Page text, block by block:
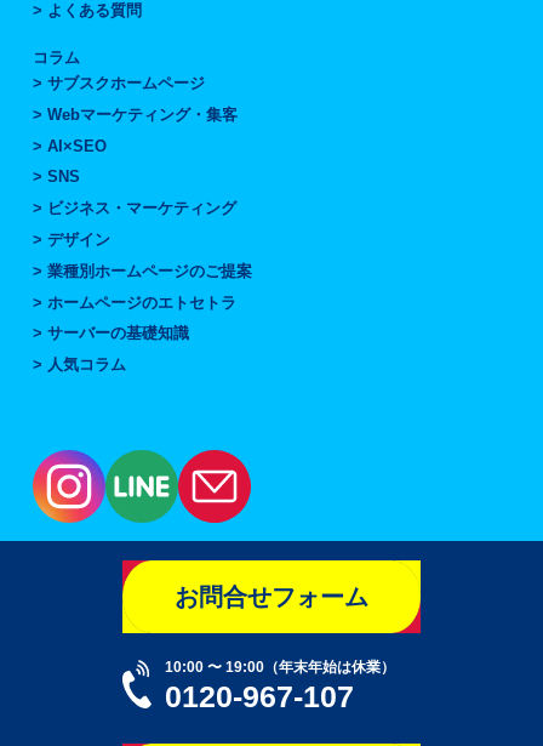
よくある質問
コラム
サブスクホームページ
Webマーケティング・集客
AI×SEO
SNS
ビジネス・マーケティング
デザイン
業種別ホームページのご提案
ホームページのエトセトラ
サーバーの基礎知識
人気コラム
お問合せフォーム
10:00 〜 19:00（年末年始は休業）
0120-967-107